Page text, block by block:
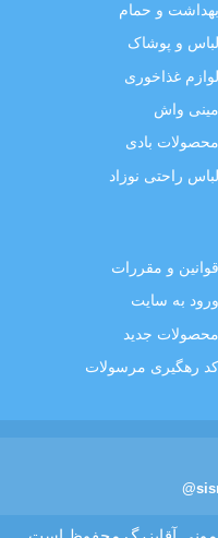
و حمام
و پوشاک
غذاخوری
واش
بادی
راحتی نوزاد
و مقررات
به سایت
جدید
رهگیری مرسولات